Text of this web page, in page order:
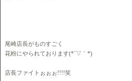
尾崎店長がものすごく
花粉にやられております(*´▽｀*)
店長ファイトぉぉぉ!!!!笑